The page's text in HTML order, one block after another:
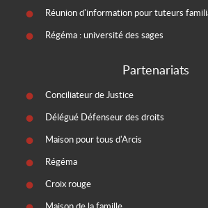
Réunion d'information pour tuteurs
Régéma : université des sages
Partenariats
Conciliateur de Justice
Délégué Défenseur des droits
Maison pour tous d'Arcis
Régéma
Croix rouge